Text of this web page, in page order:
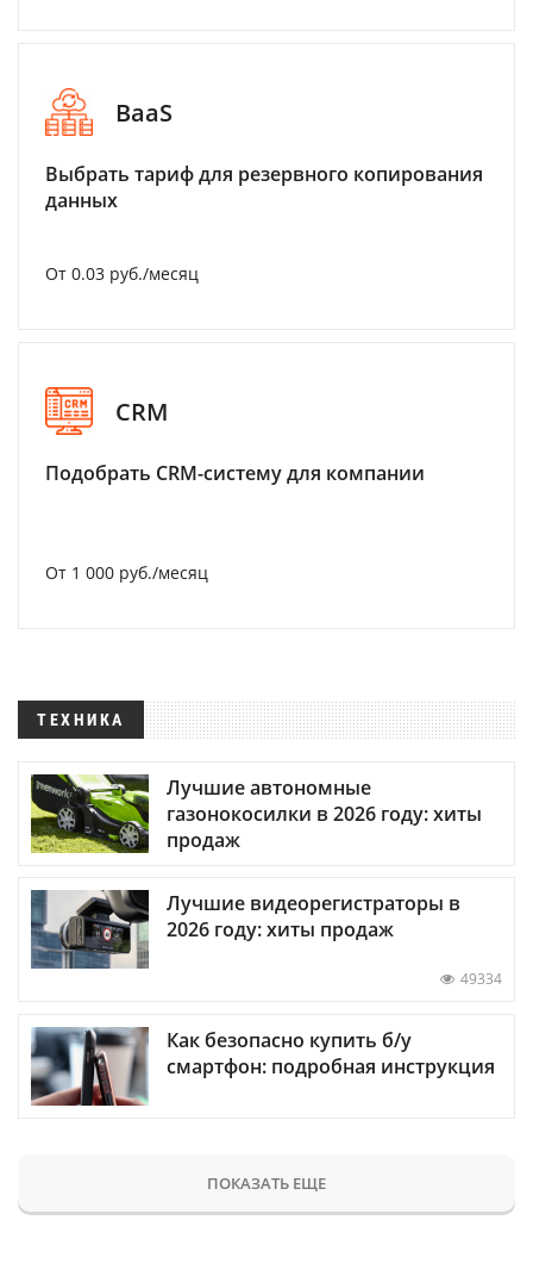
BaaS
Выбрать тариф для резервного копирования
данных
От 0.03 руб./месяц
CRM
Подобрать CRM-систему для компании
От 1 000 руб./месяц
ТЕХНИКА
Лучшие автономные
газонокосилки в 2026 году: хиты
продаж
Лучшие видеорегистраторы в
2026 году: хиты продаж
49334
Как безопасно купить б/у
смартфон: подробная инструкция
ПОКАЗАТЬ ЕЩЕ